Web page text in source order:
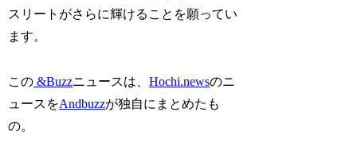
スリートがさらに輝けることを願ってい
ます。
この &Buzzニュースは、Hochi.newsのニ
ュースをAndbuzzが独自にまとめたも
の。